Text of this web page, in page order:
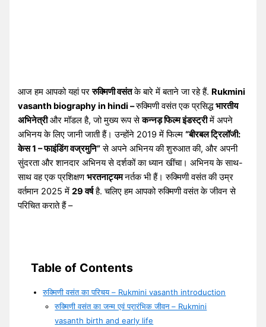
आज हम आपको यहां पररुक्मिणी वसंतके बारे में बताने जा रहे हैं. Rukmini
vasanth biography in hindi –रुक्मिणी वसंत एक प्रसिद्धभारतीय
अभिनेत्रीऔर मॉडल है, जो मुख्य रूप सेकन्नड़ फिल्म इंडस्ट्रीमें अपने
अभिनय के लिए जानी जाती हैं। उन्होंने 2019 में फिल्म“बीरबल ट्रिलॉजी:
केस 1 – फाइंडिंग वज्रमुनि”से अपने अभिनय की शुरुआत की, और अपनी
सुंदरता और शानदार अभिनय से दर्शकों का ध्यान खींचा। अभिनय के साथ-
साथ वह एक प्रशिक्षणभरतनाट्यमनर्तक भी हैं। रुक्मिणी वसंत की उम्र
वर्तमान 2025 में29 वर्षहै. चलिए हम आपको रुक्मिणी वसंत के जीवन से
परिचित कराते हैं –
Table of Contents
रुक्मिणी वसंत का परिचय – Rukmini vasanth introduction
रुक्मिणी वसंत का जन्म एवं प्रारंभिक जीवन – Rukmini
vasanth birth and early life